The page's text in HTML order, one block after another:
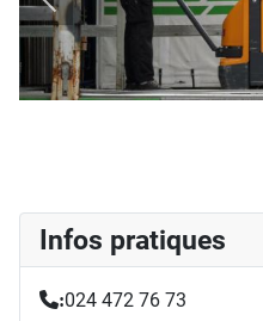
Infos pratiques
:024 472 76 73